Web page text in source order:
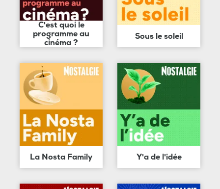
C'est quoi le
programme au
cinéma ?
Sous le soleil
La Nosta Family Y'a de l'idée